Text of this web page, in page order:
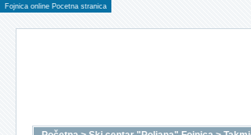
Fojnica online Pocetna stranica